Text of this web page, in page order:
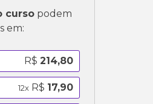
curso podem
em:
R$ 214,80
12xR$ 17,90